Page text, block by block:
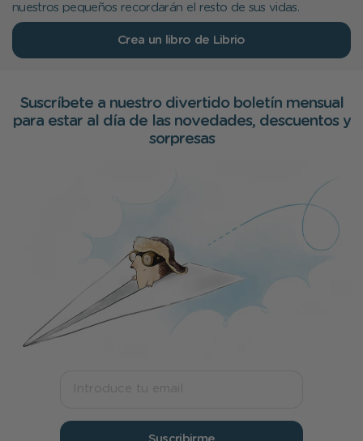
nuestros pequeños recordarán el resto de sus vidas.
Crea un libro de Librio
Suscríbete a nuestro divertido boletín mensual
para estar al día de las novedades, descuentos y
sorpresas